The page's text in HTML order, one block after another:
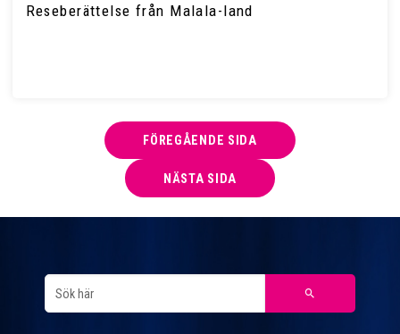
Reseberättelse från Malala-land
FÖREGÅENDE SIDA
NÄSTA SIDA